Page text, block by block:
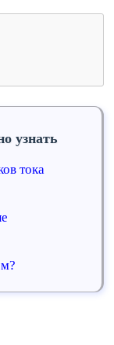
узнать
тока